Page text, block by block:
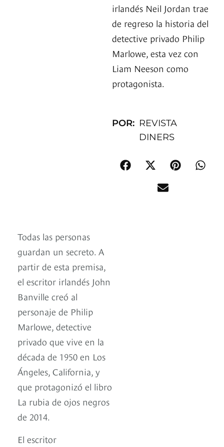
irlandés Neil Jordan trae
de regreso la historia del
detective privado Philip
Marlowe, esta vez con
Liam Neeson como
protagonista.
POR: REVISTA
DINERS
Todas las personas
guardan un secreto. A
partir de esta premisa,
el escritor irlandés John
Banville creó al
personaje de Philip
Marlowe, detective
privado que vive en la
década de 1950 en Los
Ángeles, California, y
que protagonizó el libro
La rubia de ojos negros
de 2014.
El escritor